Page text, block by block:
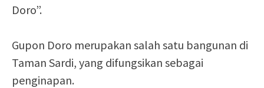
Doro”.
Gupon Doro merupakan salah satu bangunan di
Taman Sardi, yang difungsikan sebagai
penginapan.